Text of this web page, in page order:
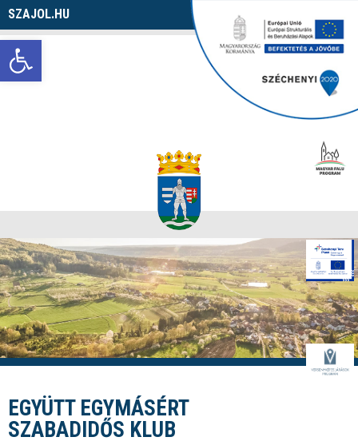
Eszköztár megnyitása
SZAJOL.HU
EGYÜTT EGYMÁSÉRT
SZABADIDŐS KLUB